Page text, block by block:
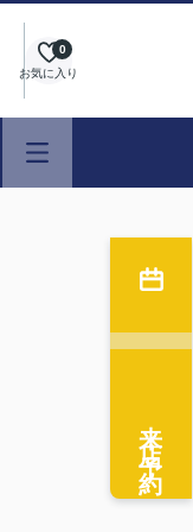
お気に入り
0
来店予約